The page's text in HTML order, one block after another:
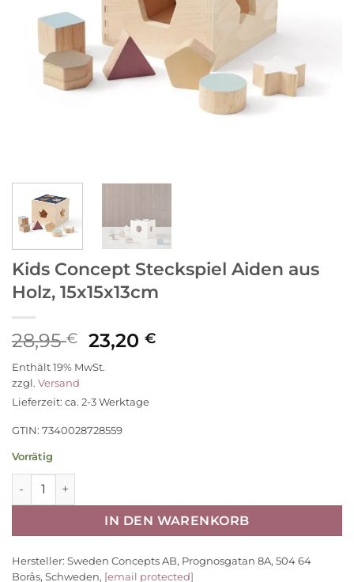
Kids Concept Steckspiel Aiden aus
Holz, 15x15x13cm
28,95€
Ursprünglicher
Preis
war:
28,95 €
23,20€Aktueller
Enthält 19% MwSt.
zzgl. Versand
Lieferzeit: ca. 2-3 Werktage
GTIN: 7340028728559
Vorrätig
Kids Concept Steckspiel Aiden aus Holz, 15x15x13cm Menge
IN DEN WARENKORB
Hersteller: Sweden Concepts AB, Prognosgatan 8A, 504 64
Borås, Schweden, [email protected]